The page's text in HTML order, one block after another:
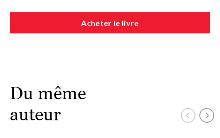
Acheter le livre
Du même
auteur